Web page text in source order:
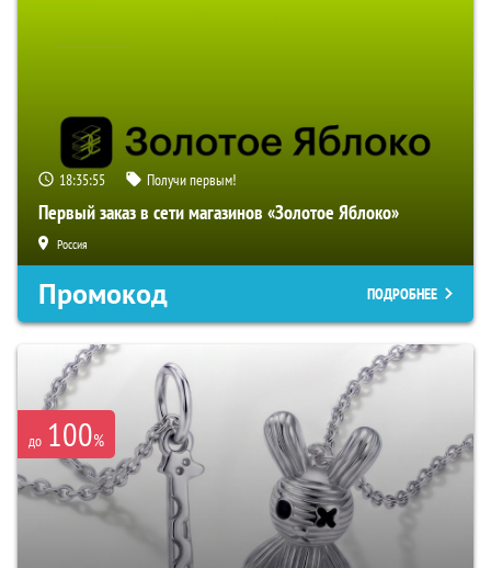
18:35:54 Получи первым!
Первый заказ в сети магазинов «Золотое Яблоко»
Россия
Промокод ПОДРОБНЕЕ
до 100%